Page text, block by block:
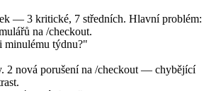
— 3 kritické, 7 středních. Hlavní problém:
na /checkout.
minulému týdnu?"
2 nová porušení na /checkout — chybějící